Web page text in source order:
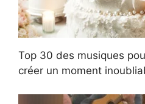
Top 30 des musiques
créer un moment